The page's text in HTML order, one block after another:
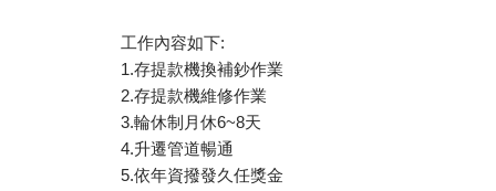
工作內容如下:
1.存提款機換補鈔作業
2.存提款機維修作業
3.輪休制月休6~8天
4.升遷管道暢通
5.依年資撥發久任獎金